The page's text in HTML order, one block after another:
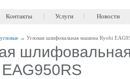
Контакты Услуги Новости
→ Угловая шлифовальная машина Ryobi